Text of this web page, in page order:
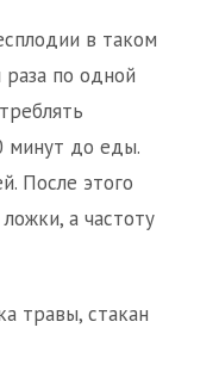
в таком
по одной
минут до еды.
После этого
а частоту
травы, стакан